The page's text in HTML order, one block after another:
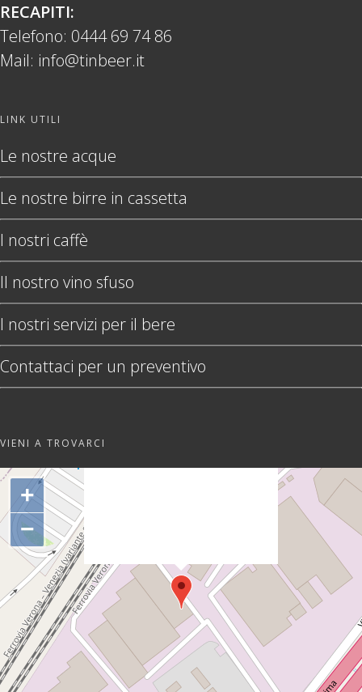
RECAPITI:
Telefono: 0444 69 74 86
Mail: info@tinbeer.it
LINK UTILI
Le nostre acque
Le nostre birre in cassetta
I nostri caffè
Il nostro vino sfuso
I nostri servizi per il bere
Contattaci per un preventivo
VIENI A TROVARCI
s=d.createElement('scr'+'ipt');
+
−